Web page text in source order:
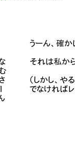
確かに全て
私から政府の
る夫くんが転
ル５前後の